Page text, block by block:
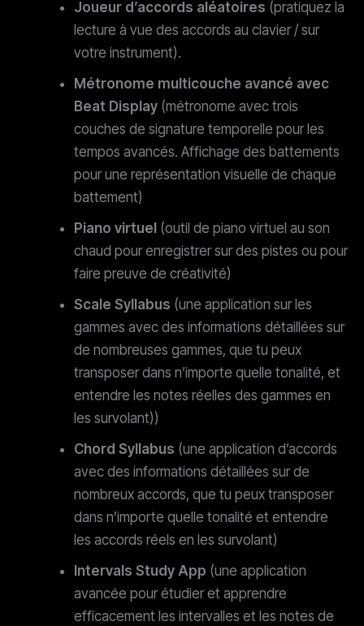
Joueur d’accords aléatoires (pratiquez la
lecture à vue des accords au clavier / sur
votre instrument).
Métronome multicouche avancé avec
Beat Display (métronome avec trois
couches de signature temporelle pour les
tempos avancés. Affichage des battements
pour une représentation visuelle de chaque
battement)
Piano virtuel (outil de piano virtuel au son
chaud pour enregistrer sur des pistes ou pour
faire preuve de créativité)
Scale Syllabus (une application sur les
gammes avec des informations détaillées sur
de nombreuses gammes, que tu peux
transposer dans n’importe quelle tonalité, et
entendre les notes réelles des gammes en
les survolant))
Chord Syllabus (une application d’accords
avec des informations détaillées sur de
nombreux accords, que tu peux transposer
dans n’importe quelle tonalité et entendre
les accords réels en les survolant)
Intervals Study App (une application
avancée pour étudier et apprendre
efficacement les intervalles et les notes de